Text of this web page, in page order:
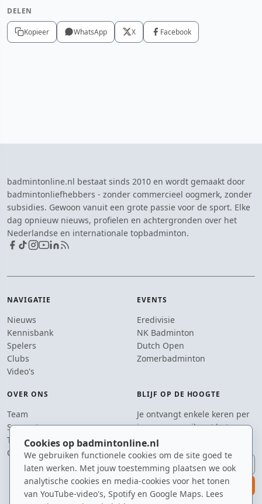
Cookies op badmintonline.nl
We gebruiken functionele cookies om de site goed te
laten werken. Met jouw toestemming plaatsen we ook
analytische cookies en media-cookies voor het tonen
van YouTube-video's, Spotify en Google Maps. Lees
DELEN
Kopieer WhatsApp X Facebook
badmintonline.nl bestaat sinds 2010 en wordt gemaakt door
badmintonliefhebbers - zonder commercieel oogmerk, zonder
subsidies. Gewoon vanuit een grote passie voor de sport. Elke
dag opnieuw nieuws, profielen en achtergronden over het
Nederlandse en internationale topbadminton.
NAVIGATIE
Nieuws
Kennisbank
Spelers
Clubs
Video's
EVENTS
Eredivisie
NK Badminton
Dutch Open
Zomerbadminton
OVER ONS
Team
Supporters
Tip de redactie
Contact
BLIJF OP DE HOOGTE
Je ontvangt enkele keren per
jaar een e-mail met het
laatste badmintonnieuws.
E-mailadres
aanmelden